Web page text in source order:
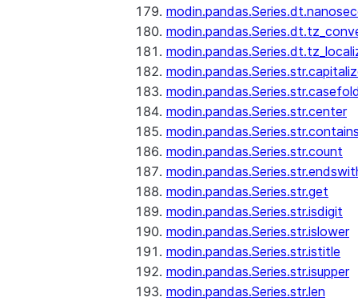
modin.pandas.Series.str.center
modin.pandas.Series.str.count
modin.pandas.Series.str.get
modin.pandas.Series.str.isdigit
modin.pandas.Series.str.islower
modin.pandas.Series.str.istitle
modin.pandas.Series.str.isupper
modin.pandas.Series.str.len